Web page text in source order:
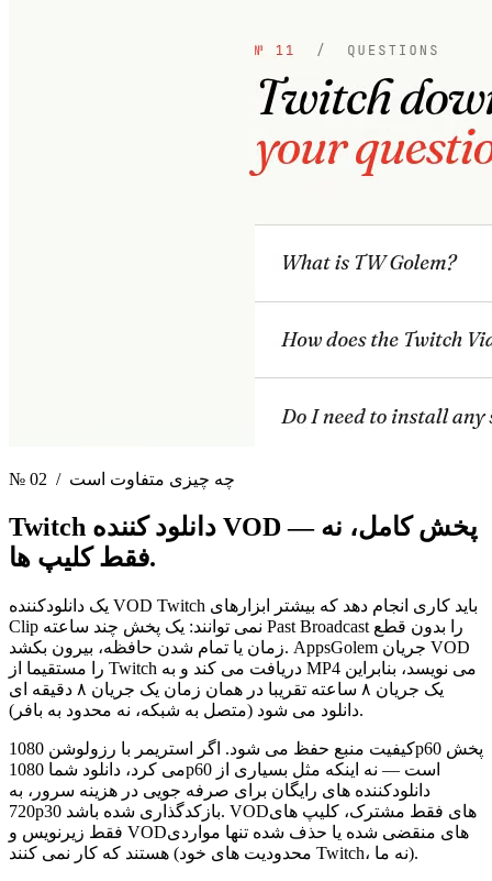
№ 02 / چه چیزی متفاوت است
Twitch دانلود کننده VOD — پخش کامل، نه
فقط کلیپ ها.
یک دانلودکننده VOD Twitch باید کاری انجام دهد که بیشتر ابزارهای
Clip نمی توانند: یک پخش چند ساعته Past Broadcast را بدون قطع
زمان یا تمام شدن حافظه، بیرون بکشد. AppsGolem جریان VOD
را مستقیما از Twitch دریافت می کند و به MP4 می نویسد، بنابراین
یک جریان ۸ ساعته تقریبا در همان زمان یک جریان ۸ دقیقه ای
دانلود می شود (متصل به شبکه، نه محدود به بافر).
کیفیت منبع حفظ می شود. اگر استریمر با رزولوشن 1080p60 پخش
می کرد، دانلود شما 1080p60 است — نه اینکه مثل بسیاری از
دانلودکننده های رایگان برای صرفه جویی در هزینه سرور، به
720p30 بازکدگذاری شده باشد. VODهای فقط مشترک، کلیپ های
فقط زیرنویس و VODهای منقضی شده یا حذف شده تنها مواردی
هستند که کار نمی کنند (محدودیت های خود Twitch، نه ما).